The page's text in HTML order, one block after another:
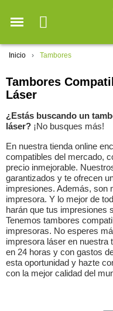
Inicio Tambores
Tambores
Láser
¿Estás buscando un
láser? ¡No busques más!
En nuestra tienda online
compatibles del mercado,
precio inmejorable.
garantizados y te ofrecen
impresiones. Además, son
impresora. Y lo mejor de
harán que tus impresiones
Tenemos tambores
impresoras. No esperes
impresora láser en nuestra
en 24 horas y con gastos
esta oportunidad y hazte
con la mejor calidad del